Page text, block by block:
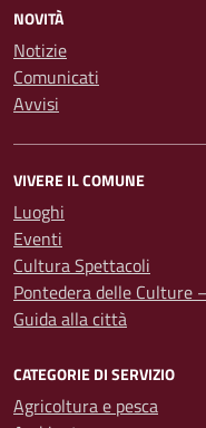
NOVITÀ
Notizie
Comunicati
Avvisi
VIVERE IL COMUNE
Luoghi
Eventi
Cultura Spettacoli
Pontedera delle Culture
Guida alla città
CATEGORIE DI SERVIZIO
Agricoltura e pesca